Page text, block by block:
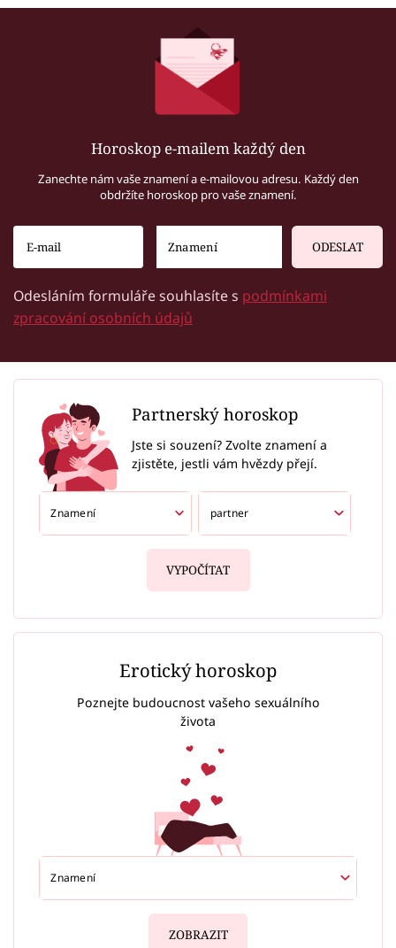
Horoskop e-mailem každý den
Zanechte nám vaše znamení a e-mailovou adresu. Každý den
obdržíte horoskop pro vaše znamení.
ODESLAT
Odesláním formuláře souhlasíte s podmínkami
zpracování osobních údajů
Partnerský horoskop
Jste si souzení? Zvolte znamení a
zjistěte, jestli vám hvězdy přejí.
VYPOČÍTAT
Erotický horoskop
Poznejte budoucnost vašeho sexuálního
života
ZOBRAZIT